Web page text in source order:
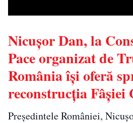
Nicușor Dan, la
Pace organizat de
România își oferă
reconstrucția Fâșiei
Președintele României,